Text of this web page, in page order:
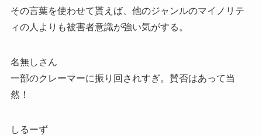
その言葉を使わせて貰えば、他のジャンルのマイノリテ
ィの人よりも被害者意識が強い気がする。
名無しさん
一部のクレーマーに振り回されすぎ。賛否はあって当
然！
しるーず